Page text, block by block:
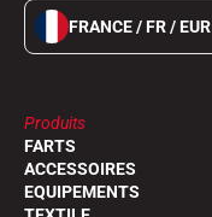
FRANCE / FR / EUR
Produits
FARTS
ACCESSOIRES
EQUIPEMENTS